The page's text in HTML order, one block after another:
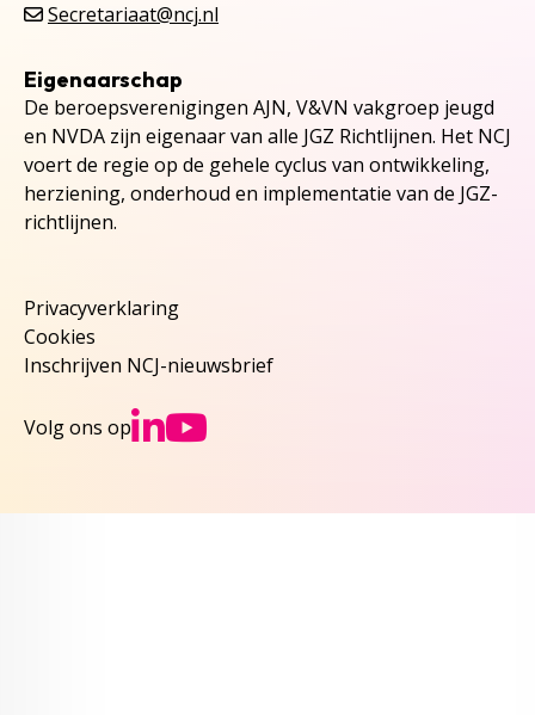
Secretariaat@ncj.nl
Eigenaarschap
De beroepsverenigingen AJN, V&VN vakgroep jeugd
en NVDA zijn eigenaar van alle JGZ Richtlijnen. Het NCJ
voert de regie op de gehele cyclus van ontwikkeling,
herziening, onderhoud en implementatie van de JGZ-
richtlijnen.
Privacyverklaring
Cookies
Inschrijven NCJ-nieuwsbrief
Volg ons op Ga naar NCJs